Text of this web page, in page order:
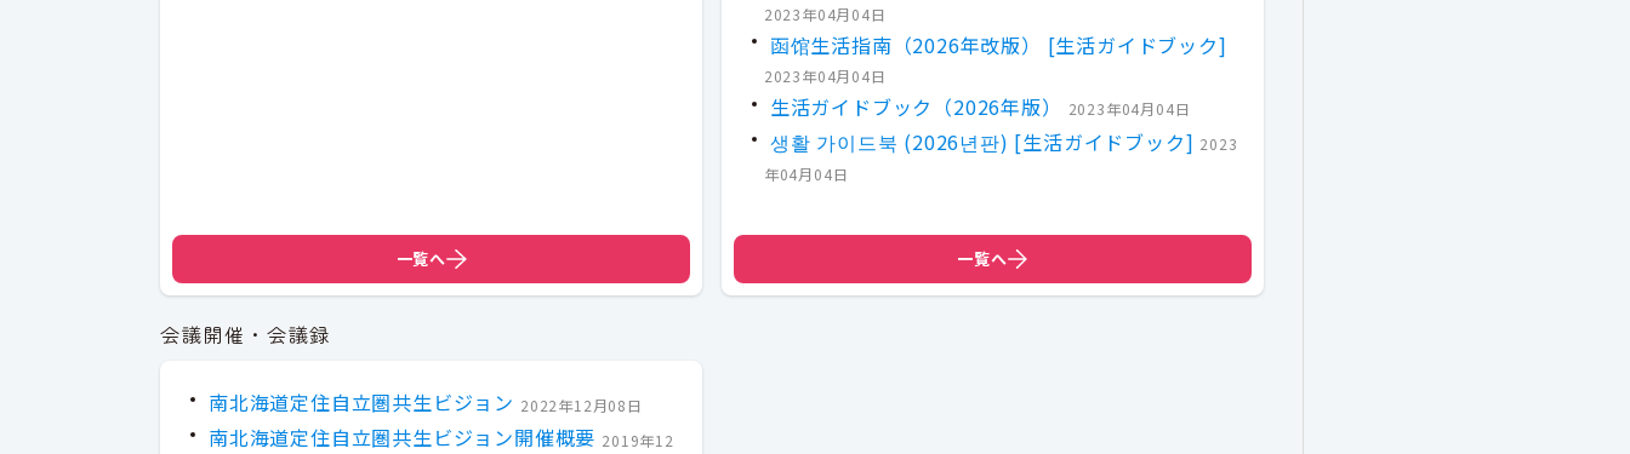
一覧へ
2023年04月04日
函馆生活指南（2026年改版） [生活ガイドブック]
2023年04月04日
生活ガイドブック（2026年版） 2023年04月04日
생활 가이드북 (2026년판) [生活ガイドブック] 2023
年04月04日
一覧へ
会議開催・会議録
南北海道定住自立圏共生ビジョン 2022年12月08日
南北海道定住自立圏共生ビジョン開催概要 2019年12